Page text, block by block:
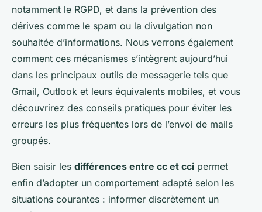
notamment le RGPD, et dans la prévention des
dérives comme le spam ou la divulgation non
souhaitée d’informations. Nous verrons également
comment ces mécanismes s’intègrent aujourd’hui
dans les principaux outils de messagerie tels que
Gmail, Outlook et leurs équivalents mobiles, et vous
découvrirez des conseils pratiques pour éviter les
erreurs les plus fréquentes lors de l’envoi de mails
groupés.
Bien saisir les différences entre cc et cci permet
enfin d’adopter un comportement adapté selon les
situations courantes : informer discrètement un